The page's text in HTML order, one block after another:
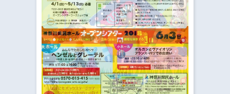
・ イベントカレンダー
・ 施設概要
・ パイプオルガン
・ 神奈川県民ホールの取り組み
神奈川県立県民ホールSNS
​​​​​​​​​​​​​神奈川県立県民ホール
ギャラリーSNS